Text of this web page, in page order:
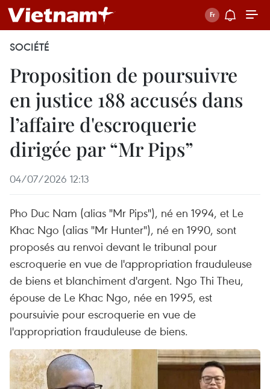
SOCIÉTÉ
Proposition de poursuivre
en justice 188 accusés dans
l’affaire d'escroquerie
dirigée par “Mr Pips”
04/07/2026 12:13
Pho Duc Nam (alias "Mr Pips"), né en 1994, et Le
Khac Ngo (alias "Mr Hunter"), né en 1990, sont
proposés au renvoi devant le tribunal pour
escroquerie en vue de l'appropriation frauduleuse
de biens et blanchiment d'argent. Ngo Thi Theu,
épouse de Le Khac Ngo, née en 1995, est
poursuivie pour escroquerie en vue de
l'appropriation frauduleuse de biens.